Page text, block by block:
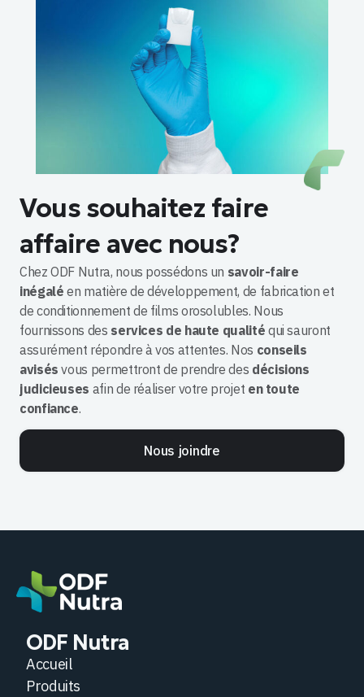
Vous souhaitez faire
affaire avec nous?
Chez ODF Nutra, nous possédons un savoir-faire
inégalé en matière de développement, de fabrication et
de conditionnement de films orosolubles. Nous
fournissons des services de haute qualité qui sauront
assurément répondre à vos attentes. Nos conseils
avisés vous permettront de prendre des décisions
judicieuses afin de réaliser votre projet en toute
confiance.
Nous joindre
ODF Nutra
Accueil
Produits